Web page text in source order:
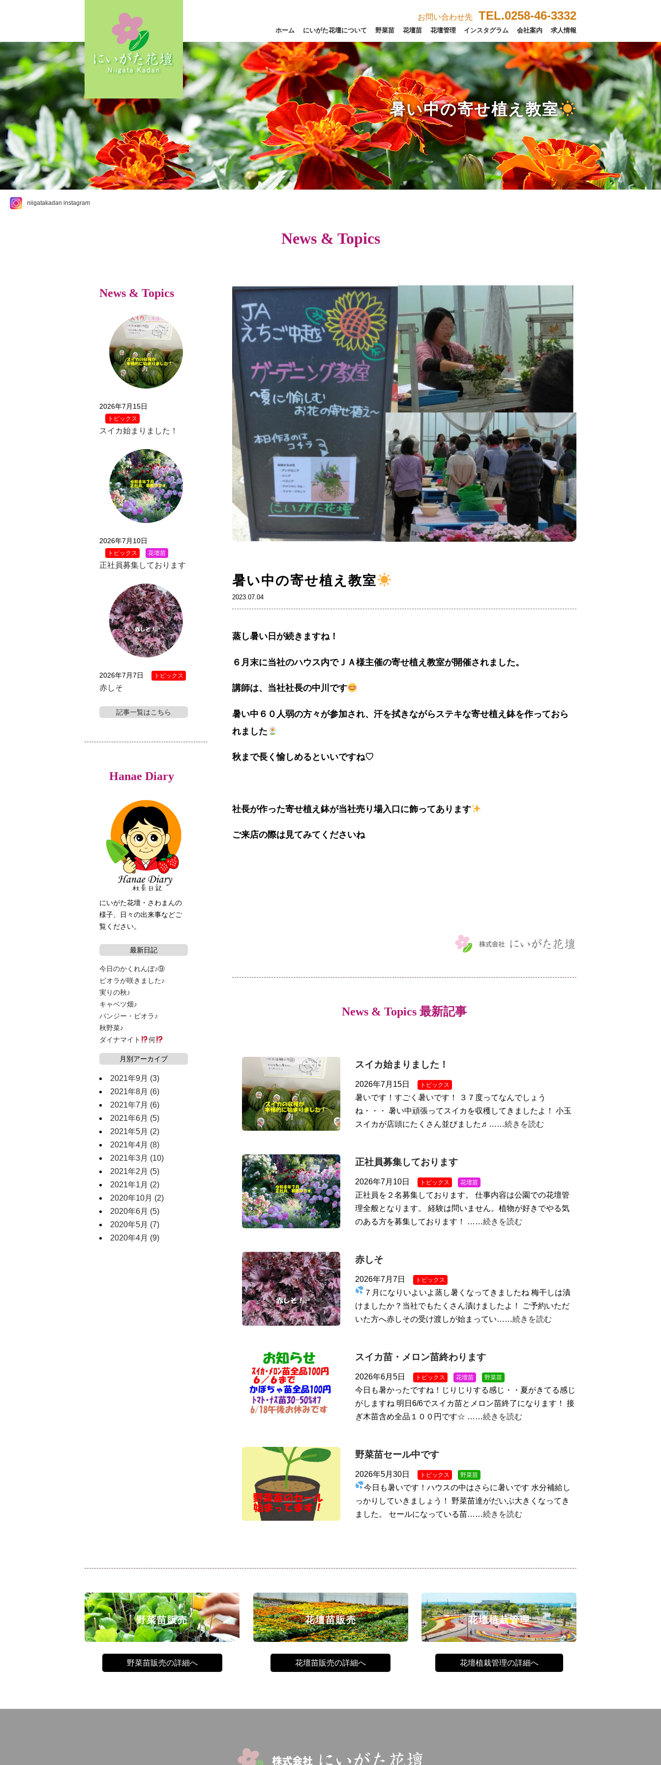
お問い合わせ先 TEL.0258-46-3332
ホーム にいがた花壇について 野菜苗 花壇苗 花壇管理 インスタグラム 会社案内 求人情報
niigatakadan instagram
暑い中の寄せ植え教室
News & Topics
暑い中の寄せ植え教室
2023.07.04
蒸し暑い日が続きますね！
６月末に当社のハウス内でＪＡ様主催の寄せ植え教室が開催されました。
講師は、当社社長の中川です
暑い中６０人弱の方々が参加され、汗を拭きながらステキな寄せ植え鉢を作っておら
れました
秋まで長く愉しめるといいですね♡
社長が作った寄せ植え鉢が当社売り場入口に飾ってあります
ご来店の際は見てみてくださいね
News & Topics 最新記事
スイカ始まりました！
2026年7月15日 トピックス
暑いです！すごく暑いです！ ３７度ってなんでしょう
ね・・・ 暑い中頑張ってスイカを収穫してきましたよ！ 小玉
スイカが店頭にたくさん並びました♬……続きを読む
正社員募集しております
2026年7月10日 トピックス 花壇苗
正社員を２名募集しております。 仕事内容は公園での花壇管
理全般となります。 経験は問いません。植物が好きでやる気
のある方を募集しております！ ……続きを読む
赤しそ
2026年7月7日 トピックス
７月になりいよいよ蒸し暑くなってきましたね 梅干しは漬
けましたか？当社でもたくさん漬けましたよ！ ご予約いただ
いた方へ赤しその受け渡しが始まってい……続きを読む
スイカ苗・メロン苗終わります
2026年6月5日 トピックス 花壇苗 野菜苗
今日も暑かったですね！じりじりする感じ・・夏がきてる感じ
がしますね 明日6/6でスイカ苗とメロン苗終了になります！ 接
ぎ木苗含め全品１００円です☆ ……続きを読む
野菜苗セール中です
2026年5月30日 トピックス 野菜苗
今日も暑いです！ハウスの中はさらに暑いです 水分補給し
っかりしていきましょう！ 野菜苗達がだいぶ大きくなってき
ました。 セールになっている苗……続きを読む
News & Topics
2026年7月15日
トピックス
スイカ始まりました！
2026年7月10日
トピックス 花壇苗
正社員募集しております
2026年7月7日 トピックス
赤しそ
記事一覧はこちら
Hanae Diary
にいがた花壇・さわまんの
様子、日々の出来事などご
覧ください。
最新日記
今日のかくれんぼ♪⑨
ビオラが咲きました♪
実りの秋♪
キャベツ畑♪
パンジー・ビオラ♪
秋野菜♪
ダイナマイト
何
月別アーカイブ
2021年9月 (3)
2021年8月 (6)
2021年7月 (6)
2021年6月 (5)
2021年5月 (2)
2021年4月 (8)
2021年3月 (10)
2021年2月 (5)
2021年1月 (2)
2020年10月 (2)
2020年6月 (5)
2020年5月 (7)
2020年4月 (9)
野菜苗販売
野菜苗販売の詳細へ
花壇苗販売
花壇苗販売の詳細へ
花壇植栽管理
花壇植栽管理の詳細へ